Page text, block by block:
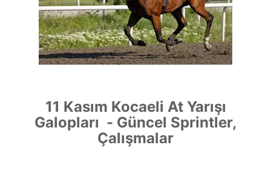
11 Kasım Kocaeli At Yarışı
Galopları - Güncel Sprintler,
Çalışmalar